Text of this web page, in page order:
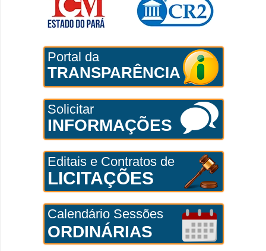
Portal da
TRANSPARÊNCIA
Solicitar
INFORMAÇÕES
Editais e Contratos de
LICITAÇÕES
Calendário Sessões
ORDINÁRIAS